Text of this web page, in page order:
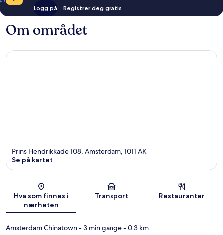
Logg på Registrer deg gratis
Om området
Kart
Prins Hendrikkade 108, Amsterdam, 1011 AK
Se på kartet
Hva som finnes i
nærheten
Transport Restauranter
Amsterdam Chinatown- 3 min gange- 0.3 km